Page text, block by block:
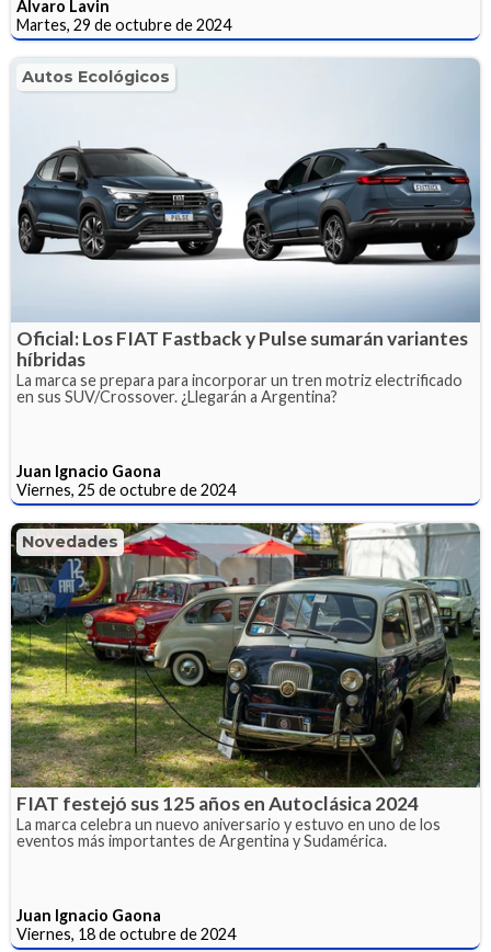
Alvaro Lavin
Martes, 29 de octubre de 2024
Autos Ecológicos
Oficial: Los FIAT Fastback y Pulse sumarán variantes
híbridas
La marca se prepara para incorporar un tren motriz electrificado
en sus SUV/Crossover. ¿Llegarán a Argentina?
Juan Ignacio Gaona
Viernes, 25 de octubre de 2024
Novedades
FIAT festejó sus 125 años en Autoclásica 2024
La marca celebra un nuevo aniversario y estuvo en uno de los
eventos más importantes de Argentina y Sudamérica.
Juan Ignacio Gaona
Viernes, 18 de octubre de 2024